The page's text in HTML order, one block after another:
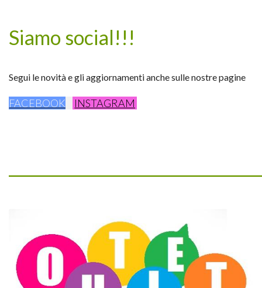
Siamo social!!!
Segui le novità e gli aggiornamenti anche sulle nostre pagine
FACEBOOK INSTAGRAM